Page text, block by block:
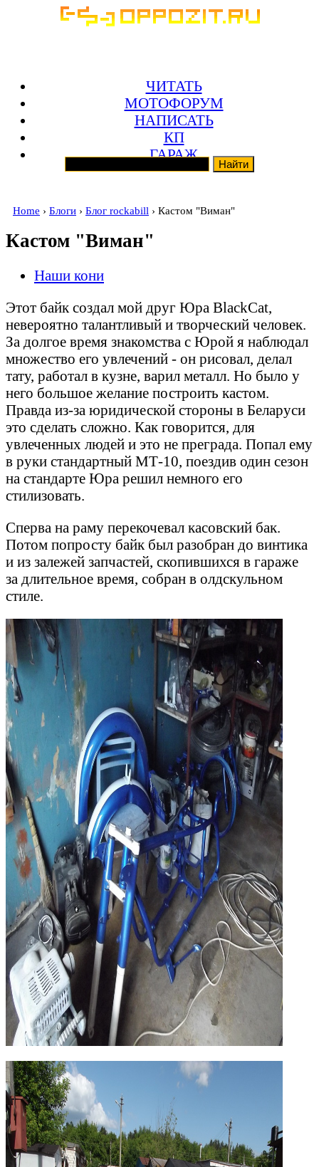
ЧИТАТЬ
МОТОФОРУМ
НАПИСАТЬ
КП
ГАРАЖ
Home › Блоги › Блог rockabill › Кастом "Виман"
Кастом "Виман"
Наши кони
Этот байк создал мой друг Юра BlackCat,
невероятно талантливый и творческий человек.
За долгое время знакомства с Юрой я наблюдал
множество его увлечений - он рисовал, делал
тату, работал в кузне, варил металл. Но было у
него большое желание построить кастом.
Правда из-за юридической стороны в Беларуси
это сделать сложно. Как говорится, для
увлеченных людей и это не преграда. Попал ему
в руки стандартный МТ-10, поездив один сезон
на стандарте Юра решил немного его
стилизовать.
Сперва на раму перекочевал касовский бак.
Потом попросту байк был разобран до винтика
и из залежей запчастей, скопившихся в гараже
за длительное время, собран в олдскульном
стиле.